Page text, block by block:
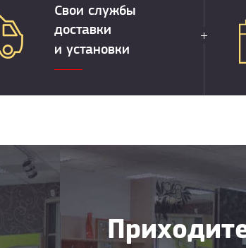
Свои службы
доставки
и установки